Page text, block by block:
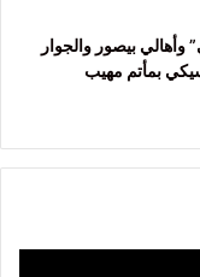
بيصور والجوار
بمأتم مهيب